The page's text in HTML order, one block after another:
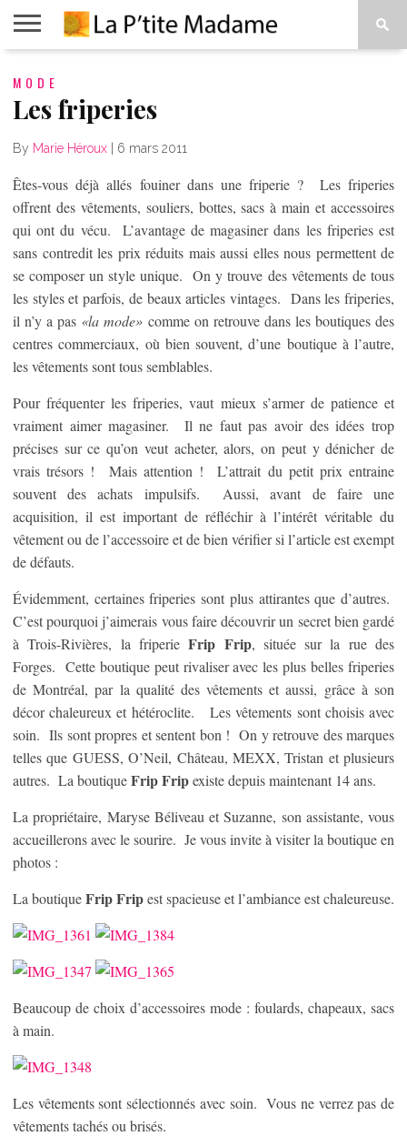
BEAUTÉ
MODE
ART
VIVRE
À
MODE
Les friperies
By Marie Héroux 6 mars 2011
Êtes-vous déjà allés fouiner dans une friperie ? Les friperies
offrent des vêtements, souliers, bottes, sacs à main et accessoires
qui ont du vécu. L’avantage de magasiner dans les friperies est
sans contredit les prix réduits mais aussi elles nous permettent de
se composer un style unique. On y trouve des vêtements de tous
les styles et parfois, de beaux articles vintages. Dans les friperies,
il n’y a pas «la mode» comme on retrouve dans les boutiques des
centres commerciaux, où bien souvent, d’une boutique à l’autre,
les vêtements sont tous semblables.
Pour fréquenter les friperies, vaut mieux s’armer de patience et
vraiment aimer magasiner. Il ne faut pas avoir des idées trop
précises sur ce qu’on veut acheter, alors, on peut y dénicher de
vrais trésors ! Mais attention ! L’attrait du petit prix entraine
souvent des achats impulsifs. Aussi, avant de faire une
acquisition, il est important de réfléchir à l’intérêt véritable du
vêtement ou de l’accessoire et de bien vérifier si l’article est exempt
de défauts.
Évidemment, certaines friperies sont plus attirantes que d’autres.
C’est pourquoi j’aimerais vous faire découvrir un secret bien gardé
à Trois-Rivières, la friperieFrip Frip, située sur la rue des
Forges. Cette boutique peut rivaliser avec les plus belles friperies
de Montréal, par la qualité des vêtements et aussi, grâce à son
décor chaleureux et hétéroclite. Les vêtements sont choisis avec
soin. Ils sont propres et sentent bon ! On y retrouve des marques
telles que GUESS, O’Neil, Château, MEXX, Tristan et plusieurs
autres. La boutiqueFrip Fripexiste depuis maintenant 14 ans.
La propriétaire, Maryse Béliveau et Suzanne, son assistante, vous
accueillerons avec le sourire. Je vous invite à visiter la boutique en
photos :
La boutiqueFrip Fripest spacieuse et l’ambiance est chaleureuse.
Beaucoup de choix d’accessoires mode : foulards, chapeaux, sacs
à main.
Les vêtements sont sélectionnés avec soin. Vous ne verrez pas de
vêtements tachés ou brisés.